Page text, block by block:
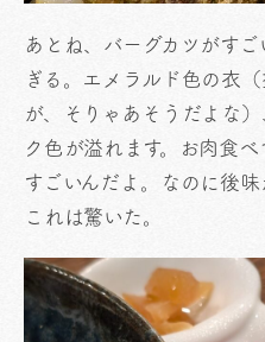
あとね、バーグカツがす
ぎる。エメラルド色の衣
が、そりゃあそうだよな
ク色が溢れます。お肉食
すごいんだよ。なのに後
これは驚いた。